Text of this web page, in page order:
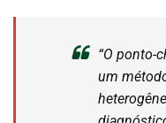
“O ponto-
um